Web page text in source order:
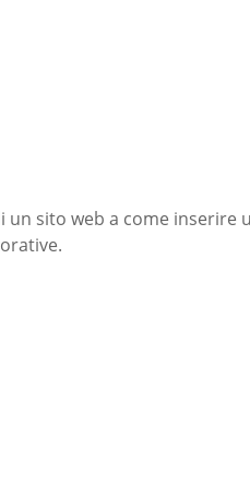
sito web a come inserire